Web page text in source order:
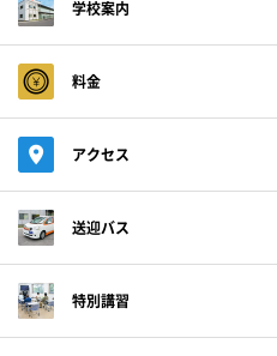
学校案内
料金
アクセス
送迎バス
特別講習